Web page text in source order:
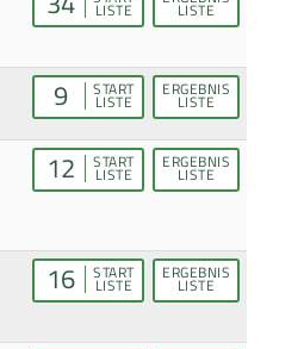
LISTE LISTE
9 START
LISTE
ERGEBNIS
LISTE
12 START
LISTE
ERGEBNIS
LISTE
16 START
LISTE
ERGEBNIS
LISTE